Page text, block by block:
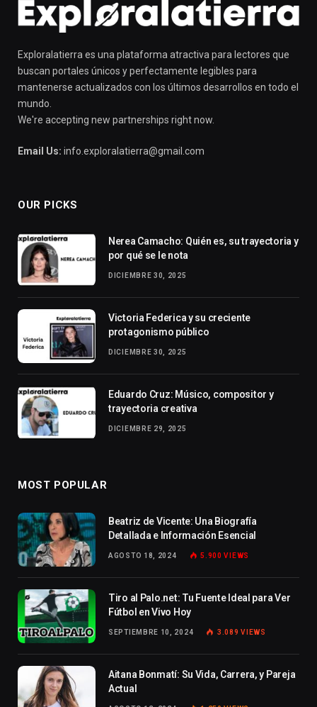
Exploralatierra es una plataforma atractiva para lectores que
buscan portales únicos y perfectamente legibles para
mantenerse actualizados con los últimos desarrollos en todo el
mundo.
We're accepting new partnerships right now.
Email Us: info.exploralatierra@gmail.com
OUR PICKS
Nerea Camacho: Quién es, su trayectoria y
por qué se le nota
DICIEMBRE 30, 2025
Victoria Federica y su creciente
protagonismo público
DICIEMBRE 30, 2025
Eduardo Cruz: Músico, compositor y
trayectoria creativa
DICIEMBRE 29, 2025
MOST POPULAR
Beatriz de Vicente: Una Biografía
Detallada e Información Esencial
AGOSTO 18, 2024 5.900VIEWS
Tiro al Palo.net: Tu Fuente Ideal para Ver
Fútbol en Vivo Hoy
SEPTIEMBRE 10, 2024 3.089VIEWS
Aitana Bonmatí: Su Vida, Carrera, y Pareja
Actual